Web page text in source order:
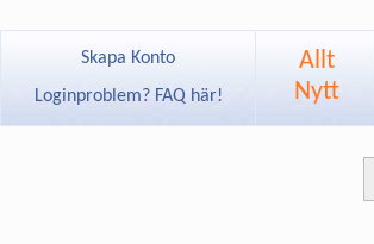
Skapa Konto
Loginproblem? FAQ här!
Allt
Nytt